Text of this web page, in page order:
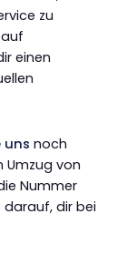
zu
einen
uns noch
Umzug von
Nummer
darauf, dir bei